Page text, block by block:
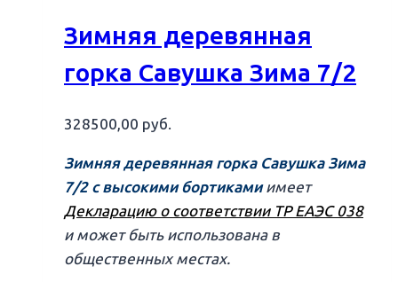
Зимняя деревянная
горка Савушка Зима 7/2
328500,00 руб.
Зимняя деревянная горка Савушка Зима
7/2 с высокими бортикамиимеет
Декларацию о соответствии ТР ЕАЭС 038
и может быть использована в
общественных местах.